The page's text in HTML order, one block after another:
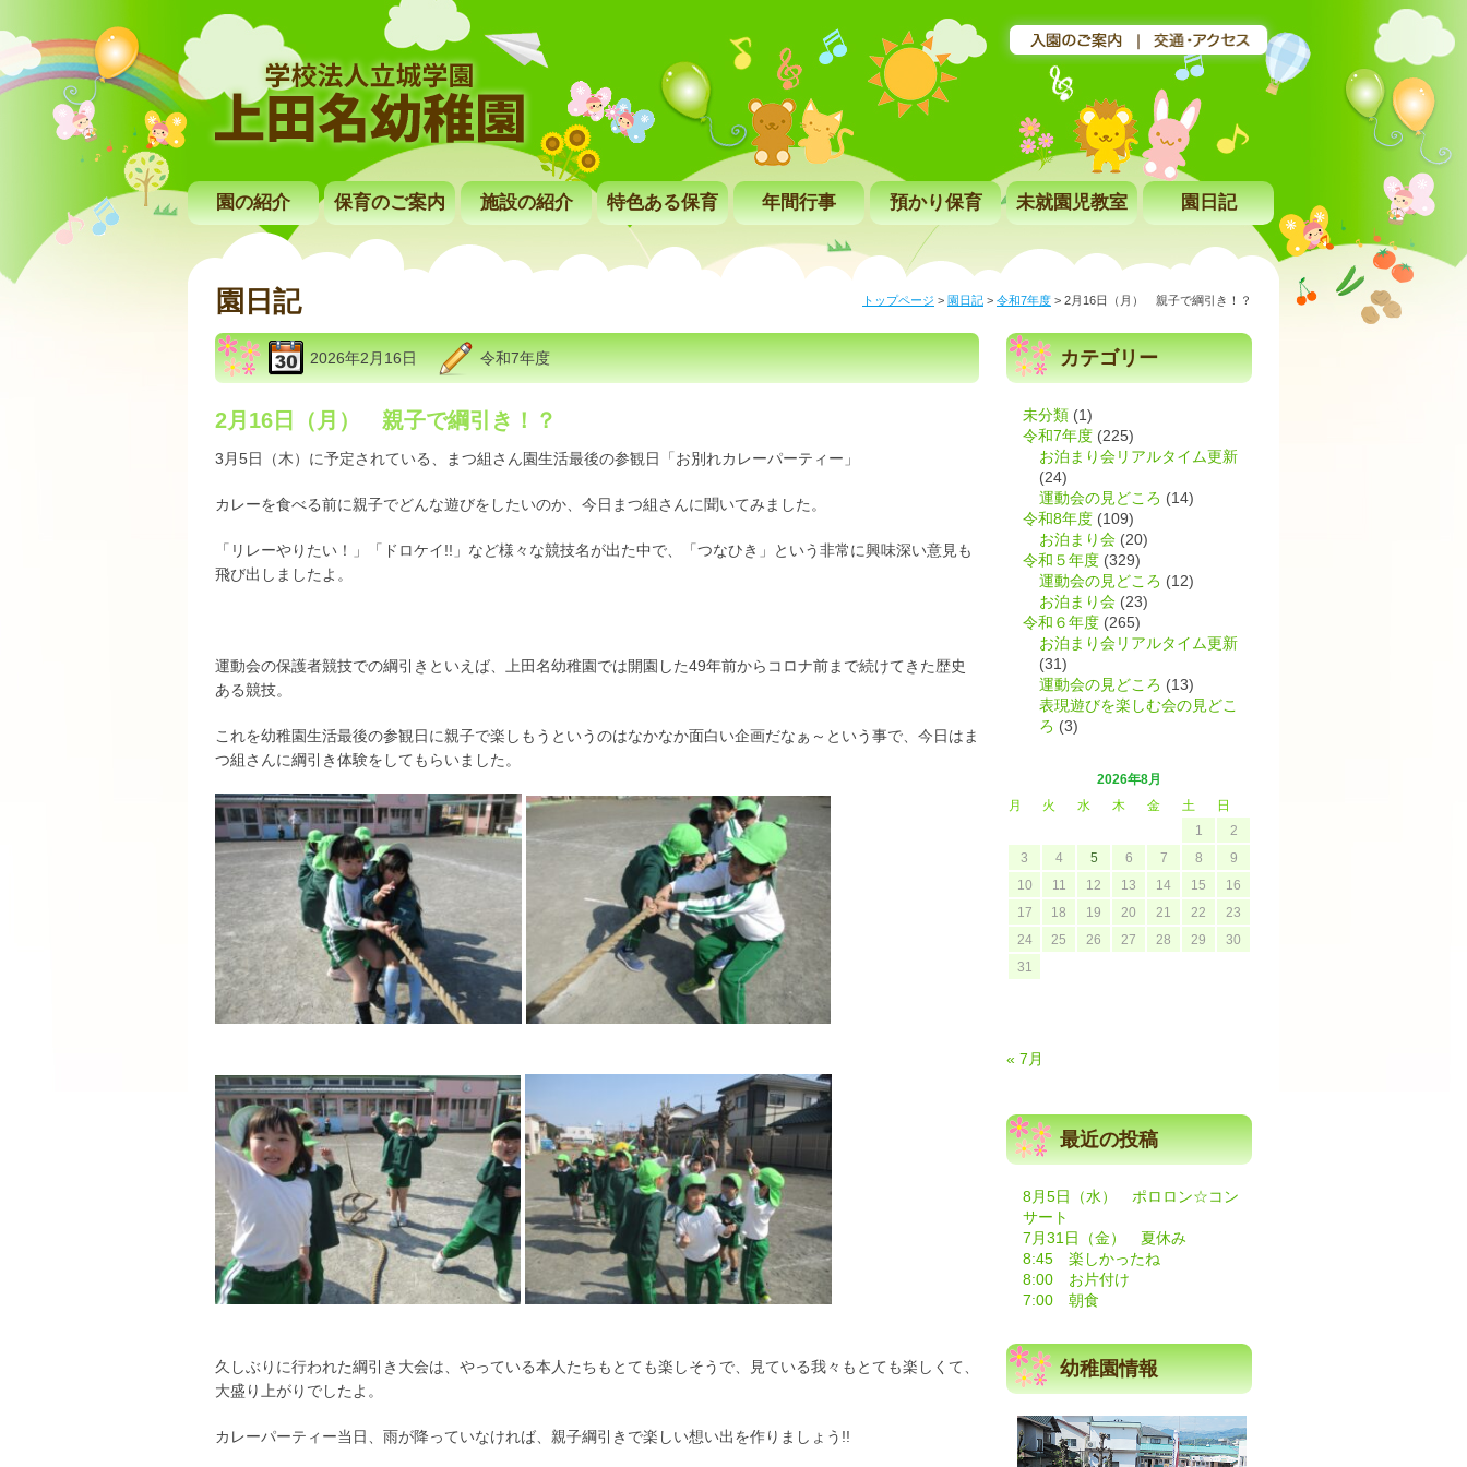
園の紹介 保育のご案内 施設の紹介 特色ある保育 年間行事 預かり保育 未就園児教室 園日記
園日記 トップページ > 園日記 > 令和7年度 > 2月16日（月） 親子で綱引き！？
2026年2月16日 令和7年度
2月16日（月） 親子で綱引き！？
3月5日（木）に予定されている、まつ組さん園生活最後の参観日「お別れカレーパーティー」
カレーを食べる前に親子でどんな遊びをしたいのか、今日まつ組さんに聞いてみました。
「リレーやりたい！」「ドロケイ!!」など様々な競技名が出た中で、「つなひき」という非常に興味深い意見も
飛び出しましたよ。
運動会の保護者競技での綱引きといえば、上田名幼稚園では開園した49年前からコロナ前まで続けてきた歴史
ある競技。
これを幼稚園生活最後の参観日に親子で楽しもうというのはなかなか面白い企画だなぁ～という事で、今日はま
つ組さんに綱引き体験をしてもらいました。
久しぶりに行われた綱引き大会は、やっている本人たちもとても楽しそうで、見ている我々もとても楽しくて、
大盛り上がりでしたよ。
カレーパーティー当日、雨が降っていなければ、親子綱引きで楽しい想い出を作りましょう!!
カテゴリー
未分類 (1)
令和7年度 (225)
お泊まり会リアルタイム更新
(24)
運動会の見どころ (14)
令和8年度 (109)
お泊まり会 (20)
令和５年度 (329)
運動会の見どころ (12)
お泊まり会 (23)
令和６年度 (265)
お泊まり会リアルタイム更新
(31)
運動会の見どころ (13)
表現遊びを楽しむ会の見どこ
ろ (3)
2026年8月
月
火 水 木 金 土
日
1
2
3
4 5 6 7 8
9
10
11 12 13 14 15
16
17
18 19 20 21 22
23
24
25 26 27 28 29
30
31
« 7月
最近の投稿
8月5日（水） ポロロン☆コン
サート
7月31日（金） 夏休み
8:45 楽しかったね
8:00 お片付け
7:00 朝食
幼稚園情報